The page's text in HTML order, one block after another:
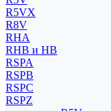
R5VX
R8V
RHA
RHB и HB
RSPA
RSPB
RSPC
RSPZ